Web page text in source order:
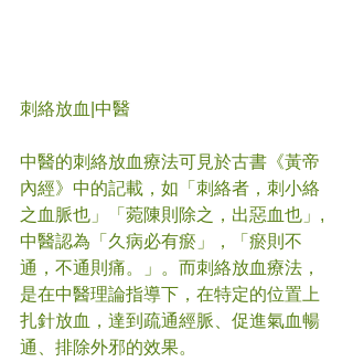
刺絡放血 |中醫
中醫的刺絡放血療法可見於古書《黃帝
內經》中的記載，如「刺絡者，刺小絡
之血脈也」「菀陳則除之，出惡血也」,
中醫認為「久病必有瘀」，「瘀則不
通，不通則痛。」。而刺絡放血療法，
是在中醫理論指導下，在特定的位置上
扎針放血，達到疏通經脈、促進氣血暢
通、排除外邪的效果。